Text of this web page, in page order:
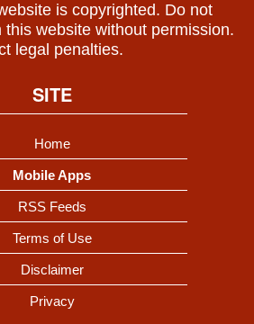
is copyrighted. Do not
website without permission.
legal penalties.
SITE
Home
Mobile Apps
RSS Feeds
Terms of Use
Disclaimer
Privacy